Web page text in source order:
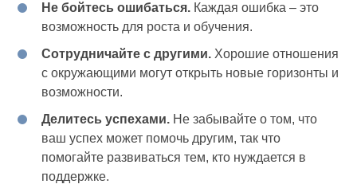
Не бойтесь ошибаться. Каждая ошибка – это
возможность для роста и обучения.
Сотрудничайте с другими. Хорошие отношения
с окружающими могут открыть новые горизонты и
возможности.
Делитесь успехами. Не забывайте о том, что
ваш успех может помочь другим, так что
помогайте развиваться тем, кто нуждается в
поддержке.